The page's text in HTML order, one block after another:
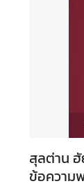
ท
ย
สุลต่าน
ข้อความ